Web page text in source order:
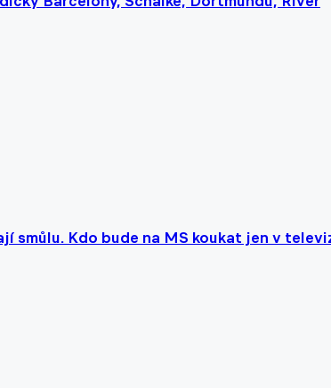
smůlu. Kdo bude na MS koukat jen v